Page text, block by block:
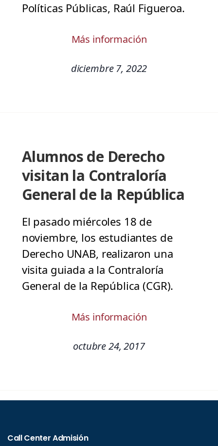
Políticas Públicas, Raúl Figueroa.
Más información
diciembre 7, 2022
Alumnos de Derecho
visitan la Contraloría
General de la República
El pasado miércoles 18 de
noviembre, los estudiantes de
Derecho UNAB, realizaron una
visita guiada a la Contraloría
General de la República (CGR).
Más información
octubre 24, 2017